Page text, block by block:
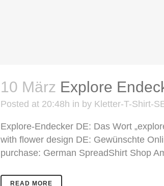
10 März Explore
Posted at 20:48h in by Kletter-T-Shirt-
Explore-Endecker DE: Das Wort
with flower design DE: Gewünschte
purchase: German SpreadShirt Shop
READ MORE